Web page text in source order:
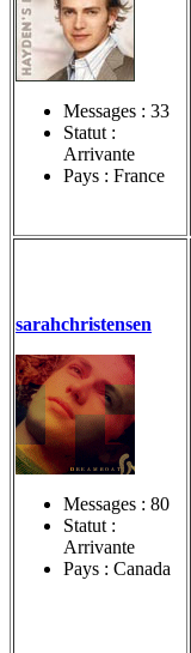
Messages : 33
Statut :
Arrivante
Pays : France
sarahchristensen
Messages : 80
Statut :
Arrivante
Pays : Canada